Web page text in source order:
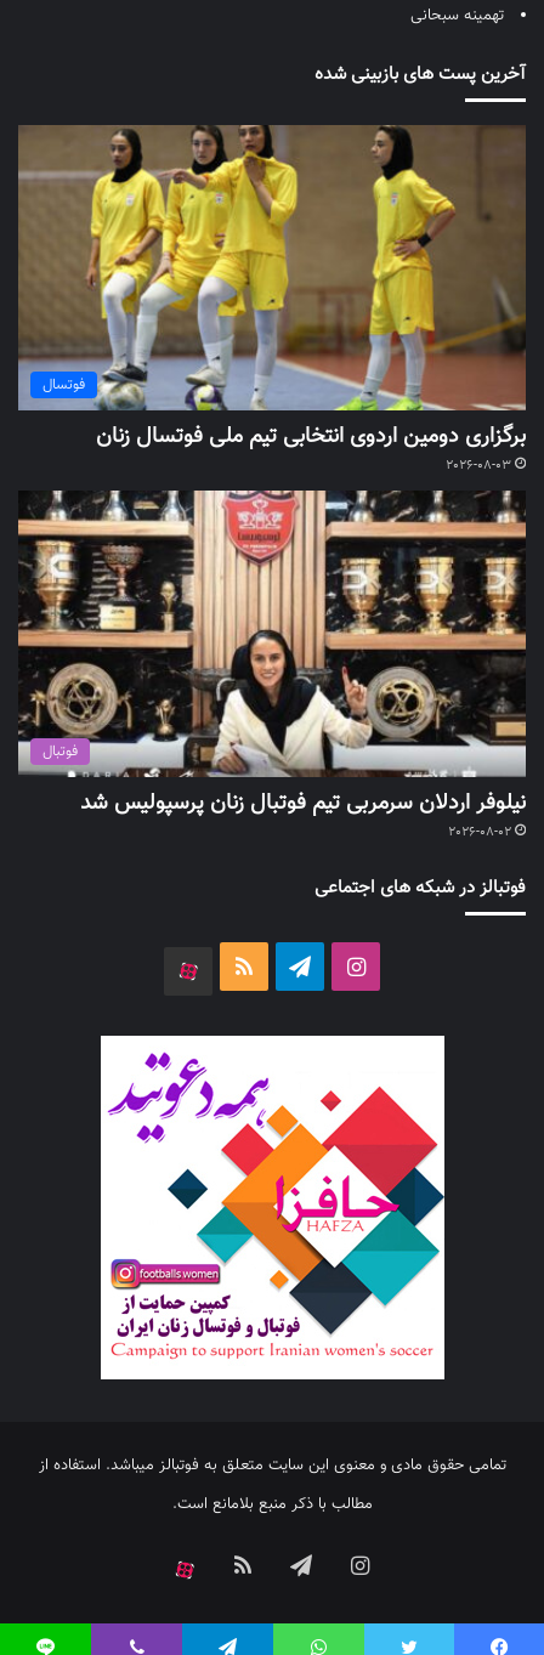
تهمینه سبحانی
آخرین پست های بازبینی شده
فوتسال
برگزاری دومین اردوی انتخابی تیم ملی فوتسال زنان
2026-08-03
فوتبال
نیلوفر اردلان سرمربی تیم فوتبال زنان پرسپولیس شد
2026-08-02
فوتبالز در شبکه های اجتماعی
اینستاگرامتلگرام خوراک
تمامی حقوق مادی و معنوی این سایت متعلق به فوتبالز میباشد. استفاده از
مطالب با ذکر منبع بلامانع است.
اینستاگرامتلگرام خوراک